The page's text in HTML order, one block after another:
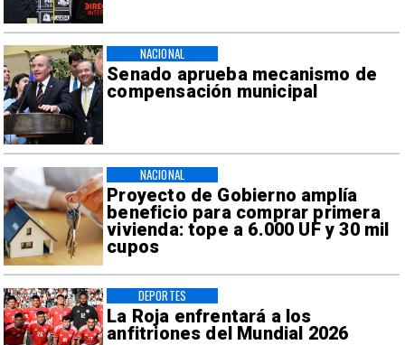
Senado aprueba mecanismo de
compensación municipal
NACIONAL
Proyecto de Gobierno amplía
beneficio para comprar primera
vivienda: tope a 6.000 UF y 30 mil
cupos
NACIONAL
La Roja enfrentará a los
anfitriones del Mundial 2026
DEPORTES